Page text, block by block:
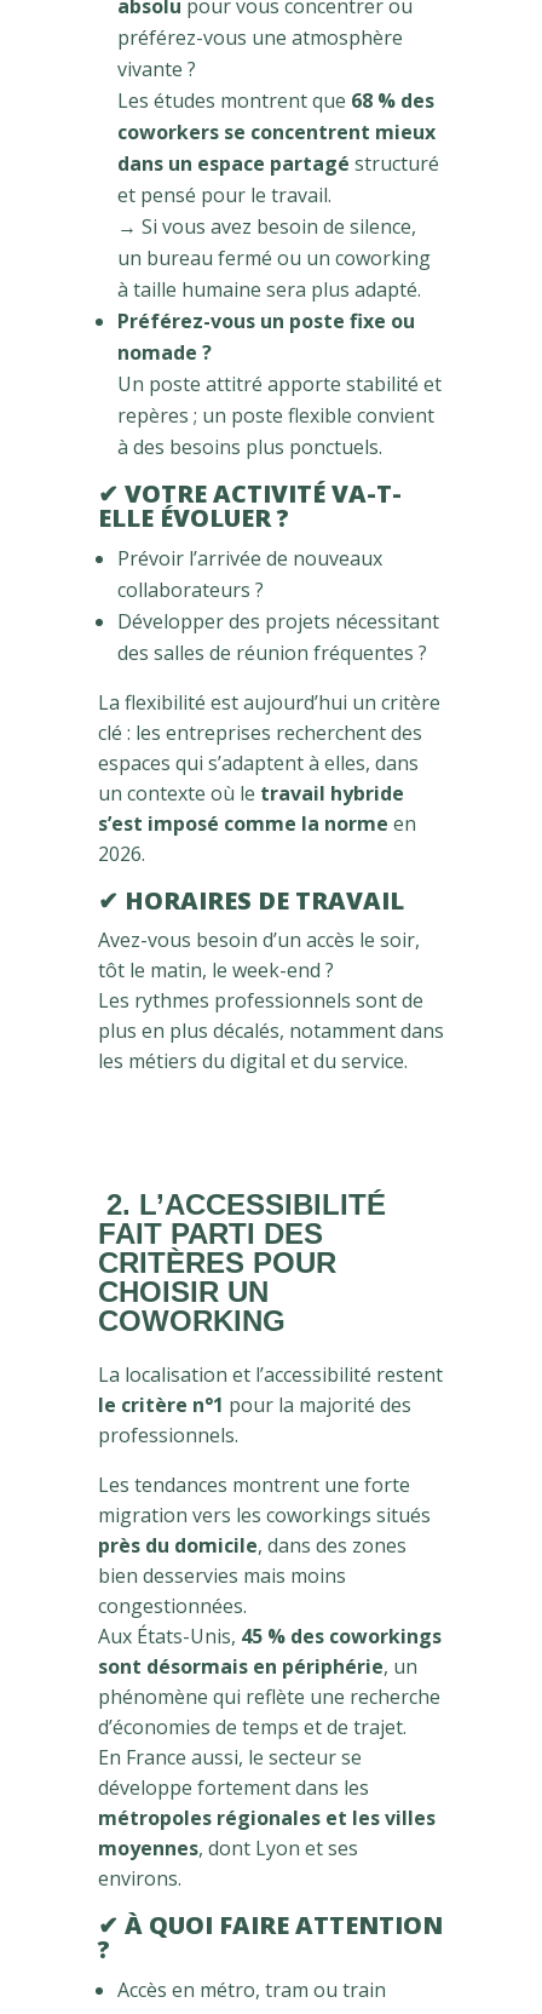
absolu pour vous concentrer ou
préférez-vous une atmosphère
vivante ?
Les études montrent que 68 % des
coworkers se concentrent mieux
dans un espace partagé structuré
et pensé pour le travail.
→ Si vous avez besoin de silence,
un bureau fermé ou un coworking
à taille humaine sera plus adapté.
Préférez-vous un poste fixe ou
nomade ?
Un poste attitré apporte stabilité et
repères ; un poste flexible convient
à des besoins plus ponctuels.
✔ VOTRE ACTIVITÉ VA-T-
ELLE ÉVOLUER ?
Prévoir l’arrivée de nouveaux
collaborateurs ?
Développer des projets nécessitant
des salles de réunion fréquentes ?
La flexibilité est aujourd’hui un critère
clé : les entreprises recherchent des
espaces qui s’adaptent à elles, dans
un contexte où le travail hybride
s’est imposé comme la norme en
2026.
✔ HORAIRES DE TRAVAIL
Avez-vous besoin d’un accès le soir,
tôt le matin, le week-end ?
Les rythmes professionnels sont de
plus en plus décalés, notamment dans
les métiers du digital et du service.
2. L’ACCESSIBILITÉ
FAIT PARTI DES
CRITÈRES POUR
CHOISIR UN
COWORKING
La localisation et l’accessibilité restent
le critère n°1 pour la majorité des
professionnels.
Les tendances montrent une forte
migration vers les coworkings situés
près du domicile, dans des zones
bien desservies mais moins
congestionnées.
Aux États-Unis, 45 % des coworkings
sont désormais en périphérie, un
phénomène qui reflète une recherche
d’économies de temps et de trajet.
En France aussi, le secteur se
développe fortement dans les
métropoles régionales et les villes
moyennes, dont Lyon et ses
environs.
✔ À QUOI FAIRE ATTENTION
?
Accès en métro, tram ou train